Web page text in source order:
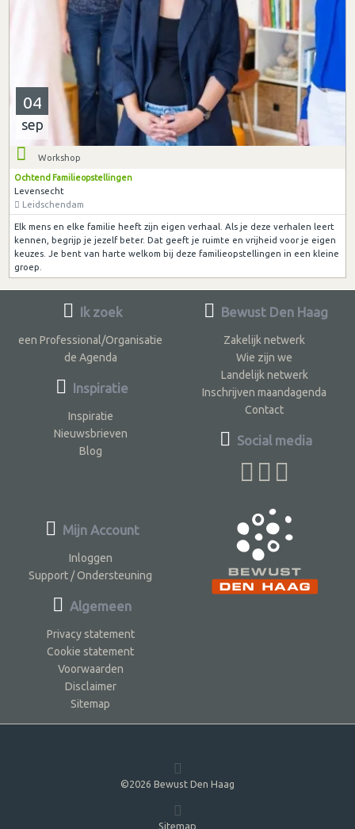
04
sep
Workshop
Ochtend Familieopstellingen
Levensecht
Leidschendam
Elk mens en elke familie heeft zijn eigen verhaal. Als je deze verhalen leert
kennen, begrijp je jezelf beter. Dat geeft je ruimte en vrijheid voor je eigen
keuzes. Je bent van harte welkom bij deze familieopstellingen in een kleine
groep.
Ik zoek
een Professional/Organisatie
de Agenda
Inspiratie
Inspiratie
Nieuwsbrieven
Blog
Bewust Den Haag
Zakelijk netwerk
Wie zijn we
Landelijk netwerk
Inschrijven maandagenda
Contact
Social media
Mijn Account
Inloggen
Support / Ondersteuning
Algemeen
Privacy statement
Cookie statement
Voorwaarden
Disclaimer
Sitemap
©2026 Bewust Den Haag
Sitemap